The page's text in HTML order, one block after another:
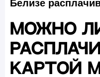
Белизе
Можно
картой